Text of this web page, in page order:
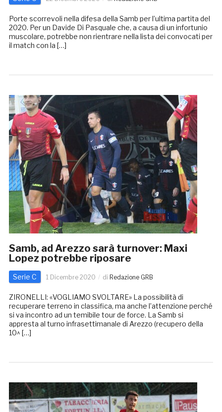
Porte scorrevoli nella difesa della Samb per l’ultima partita del
2020. Per un Davide Di Pasquale che, a causa di un infortunio
muscolare, potrebbe non rientrare nella lista dei convocati per
il match con la […]
Samb, ad Arezzo sarà turnover: Maxi
Lopez potrebbe riposare
Serie C 1 Dicembre 2020 di Redazione GRB
ZIRONELLI: «VOGLIAMO SVOLTARE» La possibilità di
recuperare terreno in classifica, ma anche l’attenzione perché
si va incontro ad un temibile tour de force. La Samb si
appresta al turno infrasettimanale di Arezzo (recupero della
10^ […]